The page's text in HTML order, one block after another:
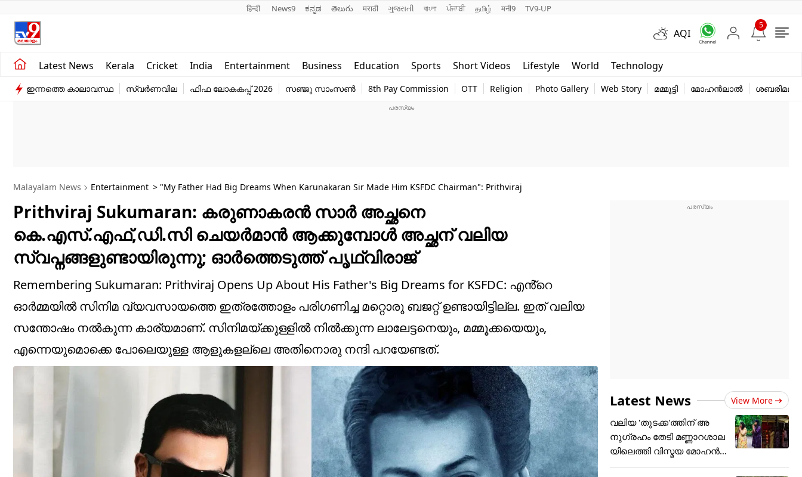
हिन्दी News9 ಕನ್ನಡ తెలుగు मराठी ગુજરાતી বাংলা ਪੰਜਾਬੀ தமிழ் मनी9 TV9-UP
AQI
5
Latest News Kerala Cricket India Entertainment Business Education Sports Short Videos Lifestyle World Technology
Kerala
India
Education
world
Web Story
ഇന്നത്തെ കാലാവസ്ഥ സ്വർണവില ഫിഫ ലോകകപ്പ് 2026 സഞ്ജു സാംസൺ 8th Pay Commission OTT Religion Photo Gallery Web Story മമ്മൂട്ടി മോഹൻലാൽ ശബരിമല
Malayalam News Entertainment > "My Father Had Big Dreams When Karunakaran Sir Made Him KSFDC Chairman": Prithviraj
Prithviraj Sukumaran: കരുണാകരൻ സാർ അച്ഛനെ
കെ.എസ്.എഫ്,ഡി.സി ചെയർമാൻ ആക്കുമ്പോൾ അച്ഛന് വലിയ
സ്വപ്നങ്ങളുണ്ടായിരുന്നു; ഓർത്തെടുത്ത് പൃഥ്വിരാജ്
Remembering Sukumaran: Prithviraj Opens Up About His Father's Big Dreams for KSFDC: എൻ്റെ
ഓർമ്മയിൽ സിനിമ വ്യവസായത്തെ ഇത്രത്തോളം പരിഗണിച്ച മറ്റൊരു ബജറ്റ് ഉണ്ടായിട്ടില്ല. ഇത് വലിയ
സന്തോഷം നൽകുന്ന കാര്യമാണ്. സിനിമയ്ക്കുള്ളിൽ നിൽക്കുന്ന ലാലേട്ടനെയും, മമ്മൂക്കയെയും,
എന്നെയുമൊക്കെ പോലെയുള്ള ആളുകളല്ലെ അതിനൊരു നന്ദി പറയേണ്ടത്.
Latest News View More
വലിയ 'തുടക്ക'ത്തിന് അ
നുഗ്രഹം തേടി മണ്ണാറശാല
യിലെത്തി വിസ്മയ മോഹൻ
ലാ